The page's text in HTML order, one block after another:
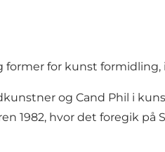
for kunst formidling,
og Cand Phil i
1982, hvor det foregik på